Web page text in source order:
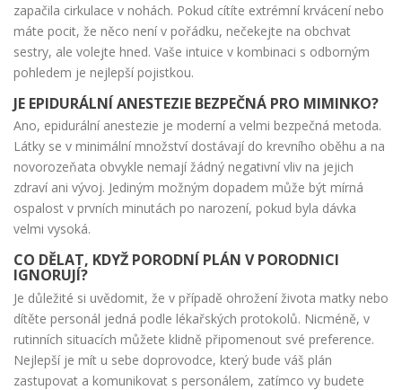
zapačila cirkulace v nohách. Pokud cítíte extrémní krvácení nebo
máte pocit, že něco není v pořádku, nečekejte na obchvat
sestry, ale volejte hned. Vaše intuice v kombinaci s odborným
pohledem je nejlepší pojistkou.
JE EPIDURÁLNÍ ANESTEZIE BEZPEČNÁ PRO MIMINKO?
Ano, epidurální anestezie je moderní a velmi bezpečná metoda.
Látky se v minimální množství dostávají do krevního oběhu a na
novorozeňata obvykle nemají žádný negativní vliv na jejich
zdraví ani vývoj. Jediným možným dopadem může být mírná
ospalost v prvních minutách po narození, pokud byla dávka
velmi vysoká.
CO DĚLAT, KDYŽ PORODNÍ PLÁN V PORODNICI
IGNORUJÍ?
Je důležité si uvědomit, že v případě ohrožení života matky nebo
dítěte personál jedná podle lékařských protokolů. Nicméně, v
rutinních situacích můžete klidně připomenout své preference.
Nejlepší je mít u sebe doprovodce, který bude váš plán
zastupovat a komunikovat s personálem, zatímco vy budete